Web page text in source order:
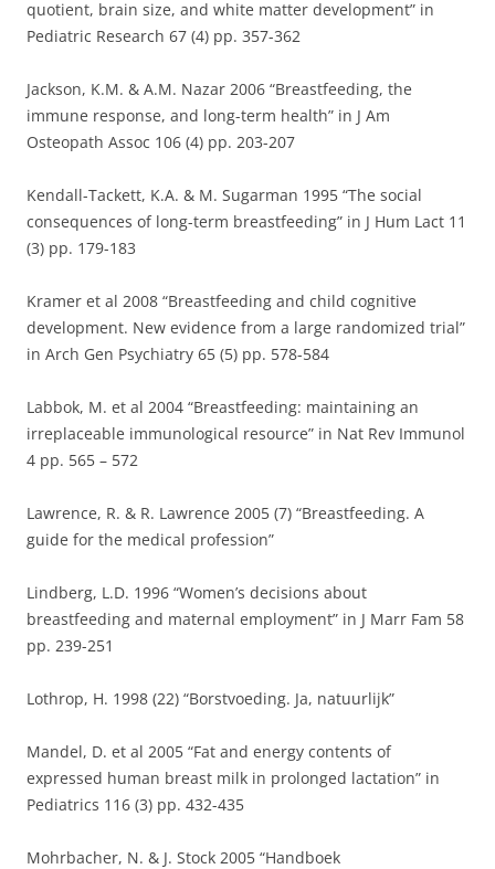
quotient, brain size, and white matter development” in
Pediatric Research 67 (4) pp. 357-362
Jackson, K.M. & A.M. Nazar 2006 “Breastfeeding, the
immune response, and long-term health” in J Am
Osteopath Assoc 106 (4) pp. 203-207
Kendall-Tackett, K.A. & M. Sugarman 1995 “The social
consequences of long-term breastfeeding” in J Hum Lact 11
(3) pp. 179-183
Kramer et al 2008 “Breastfeeding and child cognitive
development. New evidence from a large randomized trial”
in Arch Gen Psychiatry 65 (5) pp. 578-584
Labbok, M. et al 2004 “Breastfeeding: maintaining an
irreplaceable immunological resource” in Nat Rev Immunol
4 pp. 565 – 572
Lawrence, R. & R. Lawrence 2005 (7) “Breastfeeding. A
guide for the medical profession”
Lindberg, L.D. 1996 “Women’s decisions about
breastfeeding and maternal employment” in J Marr Fam 58
pp. 239-251
Lothrop, H. 1998 (22) “Borstvoeding. Ja, natuurlijk”
Mandel, D. et al 2005 “Fat and energy contents of
expressed human breast milk in prolonged lactation” in
Pediatrics 116 (3) pp. 432-435
Mohrbacher, N. & J. Stock 2005 “Handboek